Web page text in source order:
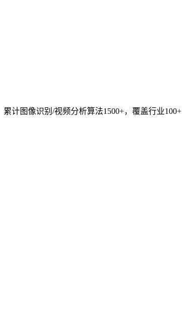
计图像识别/视频分析算法1500+，覆盖行业